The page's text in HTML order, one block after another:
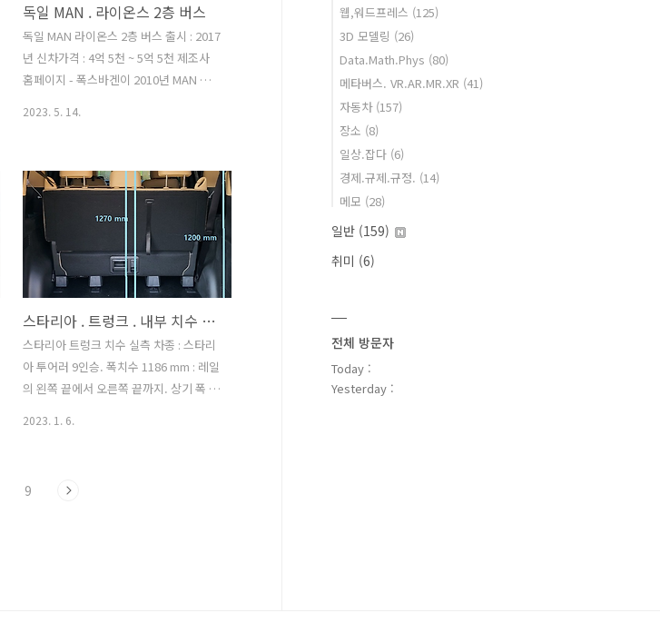
상세 보기 :
https://igotit.tistory.com/5360 아래
사진의 검정색 2개 중 사진의 오른쪽 것이
2열좌석 위에 있는 손..
독일 MAN . 라이온스 2층 버스
독일 MAN 라이온스 2층 버스 출시 : 2017
년 신차가격 : 4억 5천 ~ 5억 5천 제조사
홈페이지 - 폭스바겐이 2010년 MAN 인
and outstanding safety with quality
– the perfect intercity bus.
www.man.eu 아래 사진의 차량 모델 :
유로6 D 독일 MAN 한국 내 서비스 센터 :
24곳. MAN 트럭, MAN 버스 . 유로 6 엔진
결함 관련 트럭과 2층 버스 동일하게 유로
6 엔진 에서 엔진결함 보고 되었고, 리콜
시행되었으며 2층버스 조기폐차 ..
2023. 5. 14.
스타리아 . 트렁크 . 내부 치수 실측
스타리아 트렁크 치수 실측 차종 : 스타리
아 투어러 9인승. 폭치수 1186 mm : 레일
의 왼쪽 끝에서 오른쪽 끝까지. 상기 폭 치
면 벽과 레일 사이 간격 : 13 mm 레일 노
2023. 1. 6.
9
웹,워드프레스 (125)
3D 모델링 (26)
Data.Math.Phys (80)
메타버스. VR.AR.MR.XR (41)
자동차 (157)
장소 (8)
일상.잡다 (6)
경제.규제.규정. (14)
메모 (28)
일반 (159)
취미 (6)
전체 방문자
Today :
Yesterday :